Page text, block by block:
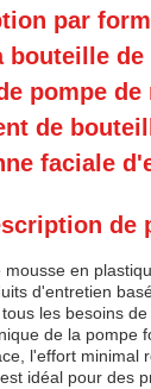
par
bouteille
pompe de
de
faciale
de
mousse en
d'entretien
les besoins
de la pompe
l'effort minimal
idéal pour des